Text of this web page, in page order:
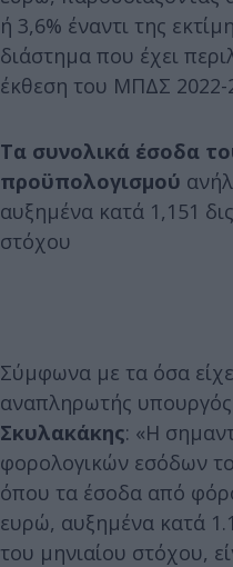
ή 3,6% έναντι της
διάστημα που έχει
έκθεση του ΜΠΔΣ 2022-
Τα συνολικά έσοδα
προϋπολογισμού
αυξημένα κατά 1,151
στόχου
Σύμφωνα με τα όσα
αναπληρωτής
Σκυλακάκης: «Η
φορολογικών εσόδων
όπου τα έσοδα από
ευρώ, αυξημένα κατά
του μηνιαίου στόχου,